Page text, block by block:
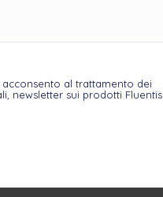
al trattamento dei
newsletter sui prodotti Fluentis